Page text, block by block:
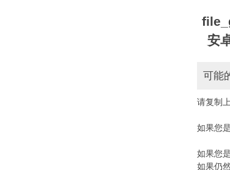
安
可能
请复制
如果您
如果您
如果仍